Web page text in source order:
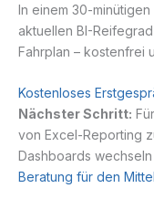
In einem 30-
aktuellen BI-
Fahrplan – kostenfrei
Kostenloses
Nächster Schritt:
von Excel-Reporting
Dashboards
Beratung für den